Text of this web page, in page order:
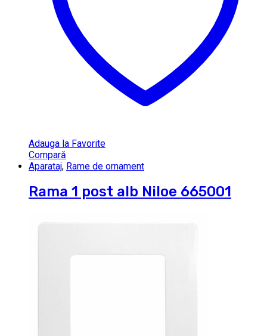
Adauga la Favorite
Compară
Aparataj, Rame de ornament
Rama 1 post alb Niloe 665001